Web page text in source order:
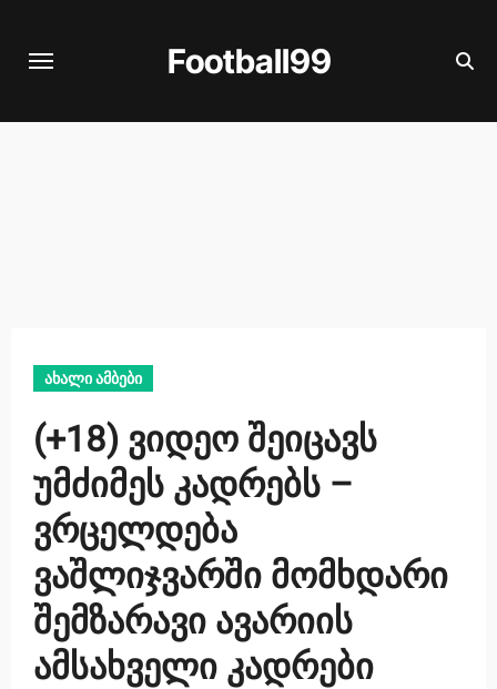
Football99
ახალი ამბები
(+18) ვიდეო შეიცავს
უმძიმეს კადრებს –
ვრცელდება
ვაშლიჯვარში მომხდარი
შემზარავი ავარიის
ამსახველი კადრები